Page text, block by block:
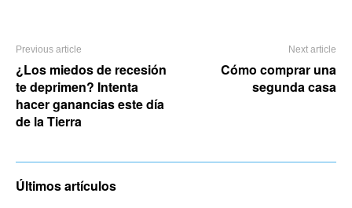
Previous article
¿Los miedos de recesión
te deprimen? Intenta
hacer ganancias este día
de la Tierra
Next article
Cómo comprar una
segunda casa
Últimos artículos